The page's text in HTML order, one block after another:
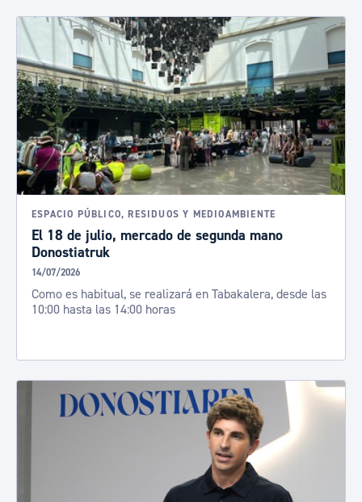
ESPACIO PÚBLICO, RESIDUOS Y MEDIOAMBIENTE
El 18 de julio, mercado de segunda mano
Donostiatruk
14/07/2026
Como es habitual, se realizará en Tabakalera, desde las
10:00 hasta las 14:00 horas